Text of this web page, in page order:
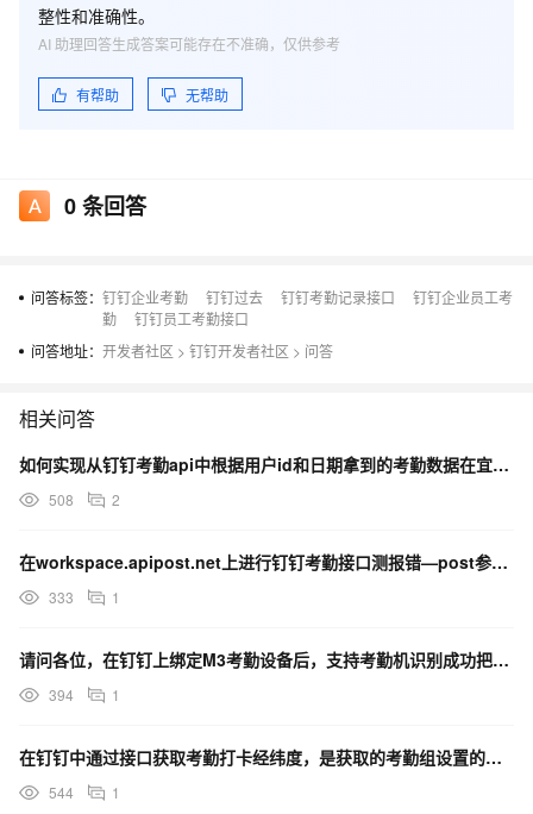
整性和准确性。
有帮助 无帮助
AI 助理回答生成答案可能存在不准确，仅供参考
0条回答
问答标签： 钉钉企业考勤 钉钉过去 钉钉考勤记录接口
钉钉企业员工考
勤
钉钉员工考勤接口
问答地址： 开发者社区 > 钉钉开发者社区 > 问答
相关问答
如何实现从钉钉考勤api中根据用户id和日期拿到的考勤数据在宜搭的文本控件中展示？
508 2
在workspace.apipost.net上进行钉钉考勤接口测报错—post参数需要json类型
333 1
请问各位，在钉钉上绑定M3考勤设备后，支持考勤机识别成功把数据推送到指定http地址吗 ？
394 1
在钉钉中通过接口获取考勤打卡经纬度，是获取的考勤组设置的地点经纬度，还是获取的实时打卡的经纬度？
544 1